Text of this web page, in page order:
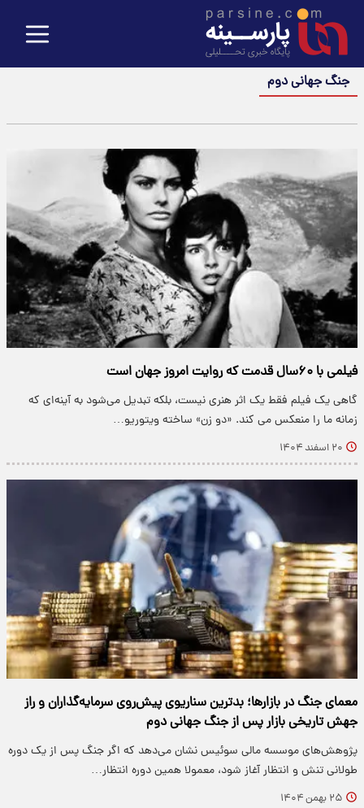
جنگ جهانی دوم
فیلمی با ۶۰سال قدمت که روایت امروز جهان است
گاهی یک فیلم فقط یک اثر هنری نیست، بلکه تبدیل می‌شود به آینه‌ای که
زمانه ما را منعکس می کند. «دو زن» ساخته ویتوریو…
۲۰ اسفند ۱۴۰۴
معمای جنگ در بازارها؛ بدترین سناریوی پیش‌روی سرمایه‌گذاران و راز
جهش تاریخی بازار پس از جنگ جهانی دوم
پژوهش‌های موسسه مالی سوئیس نشان می‌دهد که اگر جنگ پس از یک دوره
طولانی تنش و انتظار آغاز شود، معمولا همین دوره انتظار…
۲۵ بهمن ۱۴۰۴